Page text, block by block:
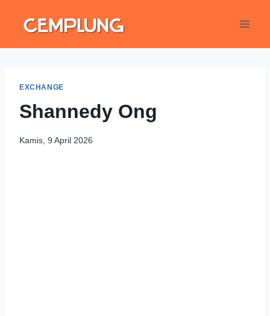
EXCHANGE
Shannedy Ong
Kamis, 9 April 2026